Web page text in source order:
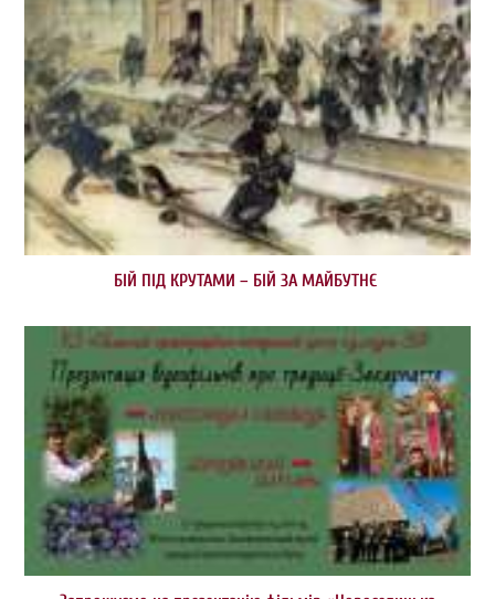
БІЙ ПІД КРУТАМИ – БІЙ ЗА МАЙБУТНЄ